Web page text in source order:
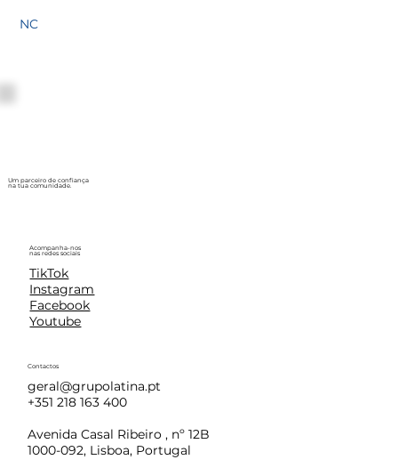
NC
Um parceiro de confiança
na tua comunidade.
Acompanha-nos
nas redes sociais
TikTok
Instagram
Facebook
Youtube
Contactos
geral@grupolatina.pt
+351 218 163 400
Avenida Casal Ribeiro , nº 12B
1000-092, Lisboa, Portugal